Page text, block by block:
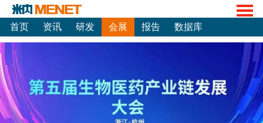
首页 资讯 研发 会展 报告 数据库